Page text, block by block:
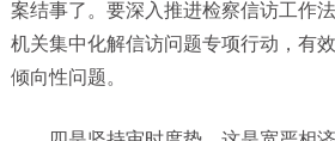
案结事了。要深入推进检察信访工作
机关集中化解信访问题专项行动，有
倾向性问题。